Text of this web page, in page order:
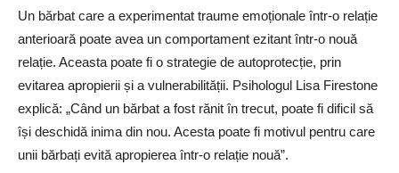
Un bărbat care a experimentat traume emoționale într-o relație
anterioară poate avea un comportament ezitant într-o nouă
relație. Aceasta poate fi o strategie de autoprotecție, prin
evitarea apropierii și a vulnerabilității. Psihologul Lisa Firestone
explică: „Când un bărbat a fost rănit în trecut, poate fi dificil să
își deschidă inima din nou. Acesta poate fi motivul pentru care
unii bărbați evită apropierea într-o relație nouă”.